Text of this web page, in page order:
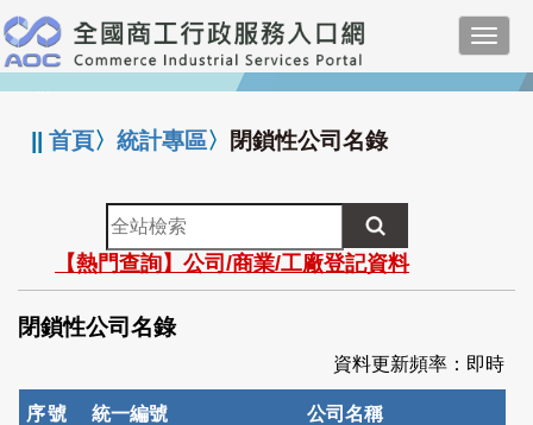
跳
到
主
要
:::
||首頁〉統計專區〉 閉鎖性公司名錄
全
站
檢
索
【熱門查詢】公司/商業/工廠登記資料
閉鎖性公司名錄
資料更新頻率：即時
序號 統一編號 公司名稱